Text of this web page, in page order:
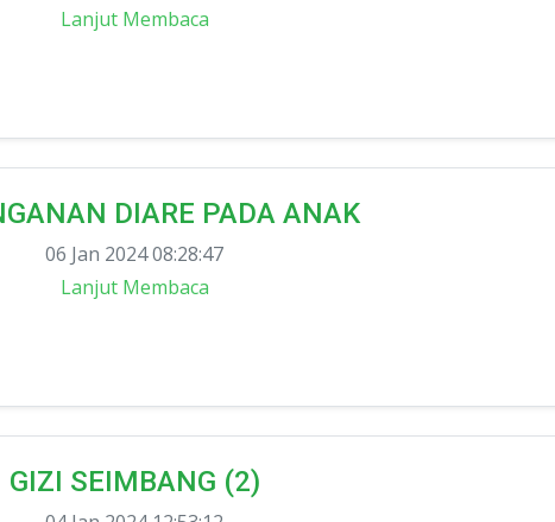
Lanjut Membaca
DIARE PADA ANAK
06 Jan 2024 08:28:47
Lanjut Membaca
GIZI SEIMBANG (2)